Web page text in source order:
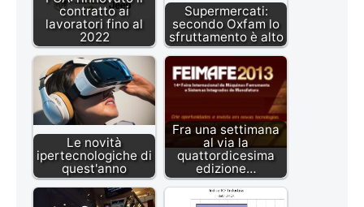
contratto ai
lavoratori fino al
2022
Supermercati:
secondo Oxfam lo
sfruttamento è alto
Le novità
ipertecnologiche di
quest'anno
Fra una settimana
al via la
quattordicesima
edizione…